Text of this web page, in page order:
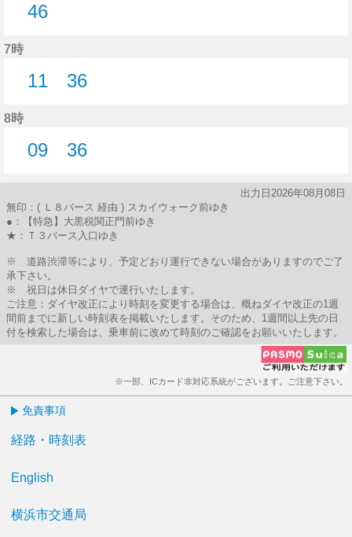
46
7時
11
36
8時
09
36
出力日2026年08月08日
無印：( Ｌ８バース 経由 ) スカイウォーク前ゆき
●：【特急】大黒税関正門前ゆき
★：Ｔ３バース入口ゆき
※ 道路渋滞等により、予定どおり運行できない場合がありますのでご了
承下さい。
※ 祝日は休日ダイヤで運行いたします。
ご注意：ダイヤ改正により時刻を変更する場合は、概ねダイヤ改正の1週
間前までに新しい時刻表を掲載いたします。そのため、1週間以上先の日
付を検索した場合は、乗車前に改めて時刻のご確認をお願いいたします。
※一部、ICカード非対応系統がございます。ご注意下さい。
免責事項
経路・時刻表
English
横浜市交通局